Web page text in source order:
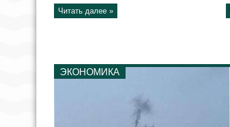
Читать далее »
ЭКОНОМИКА